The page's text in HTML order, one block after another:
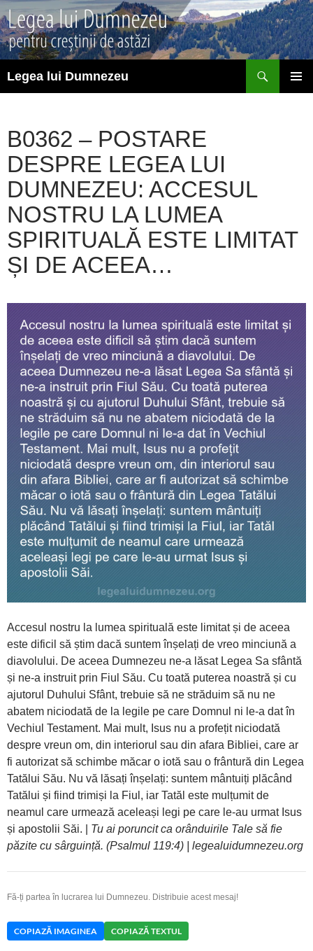
Sari
la
conținut
Legea lui Dumnezeu
B0362 – POSTARE
DESPRE LEGEA LUI
DUMNEZEU: ACCESUL
NOSTRU LA LUMEA
SPIRITUALĂ ESTE LIMITAT
ȘI DE ACEEA…
Accesul nostru la lumea spirituală este limitat și de aceea
este dificil să știm dacă suntem înșelați de vreo minciună a
diavolului. De aceea Dumnezeu ne-a lăsat Legea Sa sfântă
și ne-a instruit prin Fiul Său. Cu toată puterea noastră și cu
ajutorul Duhului Sfânt, trebuie să ne străduim să nu ne
abatem niciodată de la legile pe care Domnul ni le-a dat în
Vechiul Testament. Mai mult, Isus nu a profețit niciodată
despre vreun om, din interiorul sau din afara Bibliei, care ar
fi autorizat să schimbe măcar o iotă sau o frântură din Legea
Tatălui Său. Nu vă lăsați înșelați: suntem mântuiți plăcând
Tatălui și fiind trimiși la Fiul, iar Tatăl este mulțumit de
neamul care urmează aceleași legi pe care le-au urmat Isus
și apostolii Săi. | Tu ai poruncit ca orânduirile Tale să fie
păzite cu sârguință. (Psalmul 119:4) | legealuidumnezeu.org
Fă-ți partea în lucrarea lui Dumnezeu. Distribuie acest mesaj!
COPIAZĂ IMAGINEA COPIAZĂ TEXTUL